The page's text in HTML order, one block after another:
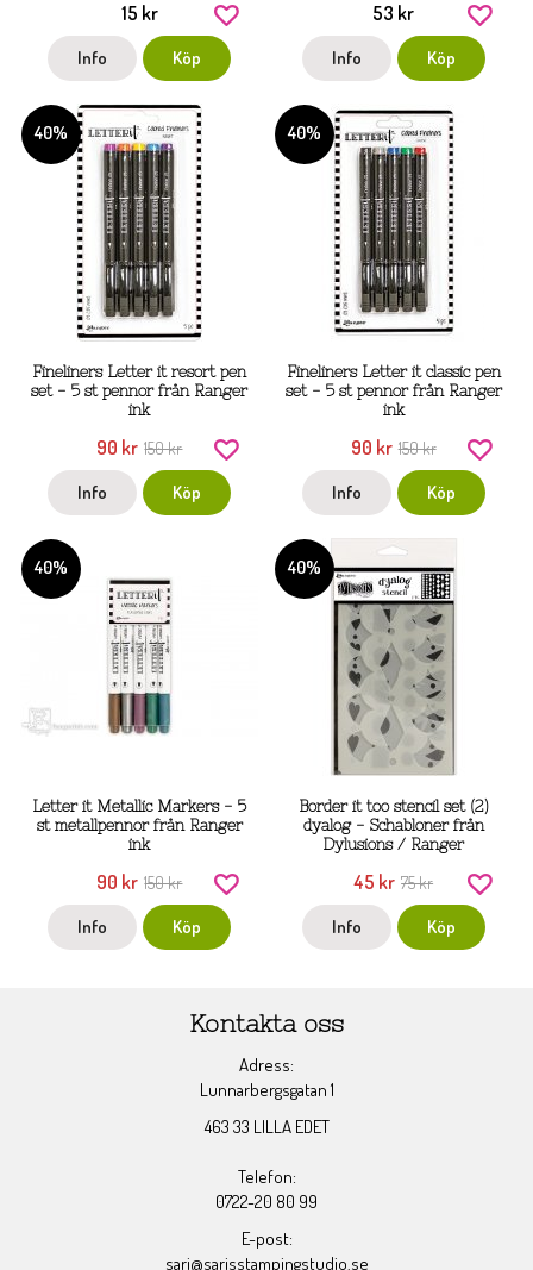
15 kr
Info Köp
53 kr
Info Köp
40%
Fineliners Letter it resort pen
set - 5 st pennor från Ranger
ink
90 kr 150 kr
Info Köp
40%
Fineliners Letter it classic pen
set - 5 st pennor från Ranger
ink
90 kr 150 kr
Info Köp
40%
Letter it Metallic Markers - 5
st metallpennor från Ranger
ink
90 kr 150 kr
Info Köp
40%
Border it too stencil set (2)
dyalog - Schabloner från
Dylusions / Ranger
45 kr 75 kr
Info Köp
Kontakta oss
Adress:
Lunnarbergsgatan 1
463 33 LILLA EDET
Telefon:
0722-20 80 99
E-post:
sari@sarisstampingstudio.se